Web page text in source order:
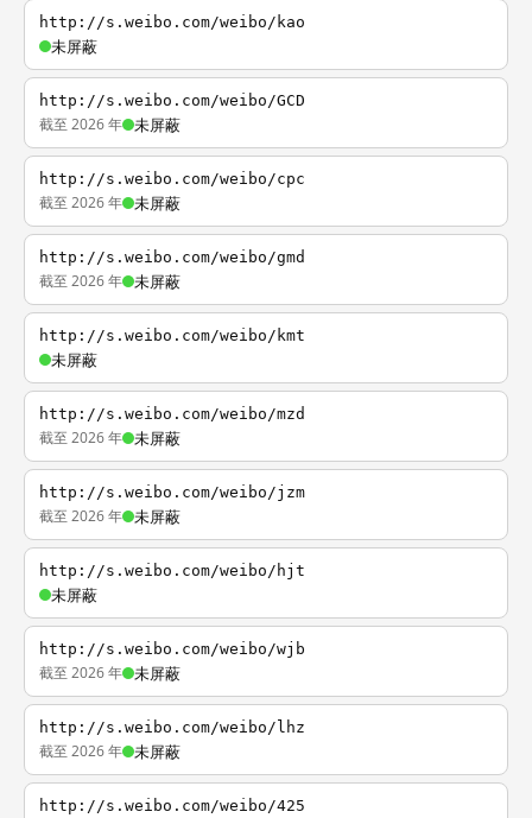
http://s.weibo.com/weibo/kao
未屏蔽
http://s.weibo.com/weibo/GCD
截至 2026 年 未屏蔽
http://s.weibo.com/weibo/cpc
截至 2026 年 未屏蔽
http://s.weibo.com/weibo/gmd
截至 2026 年 未屏蔽
http://s.weibo.com/weibo/kmt
未屏蔽
http://s.weibo.com/weibo/mzd
截至 2026 年 未屏蔽
http://s.weibo.com/weibo/jzm
截至 2026 年 未屏蔽
http://s.weibo.com/weibo/hjt
未屏蔽
http://s.weibo.com/weibo/wjb
截至 2026 年 未屏蔽
http://s.weibo.com/weibo/lhz
截至 2026 年 未屏蔽
http://s.weibo.com/weibo/425